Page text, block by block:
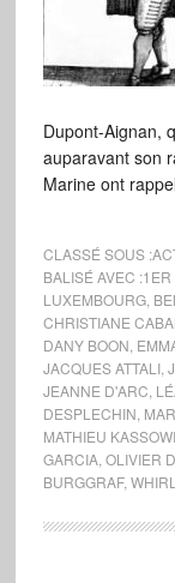
Dupont-Aignan,
auparavant son
Marine ont
CLASSÉ SOUS :
BALISÉ AVEC :1ER
LUXEMBOURG,
CHRISTIANE
DANY BOON
JACQUES ATTALI,
JEANNE D'ARC
DESPLECHIN
MATHIEU
GARCIA, OLIVIER
BURGGRAF,